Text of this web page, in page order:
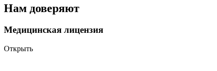
Нам доверяют
Медицинская лицензия
Открыть